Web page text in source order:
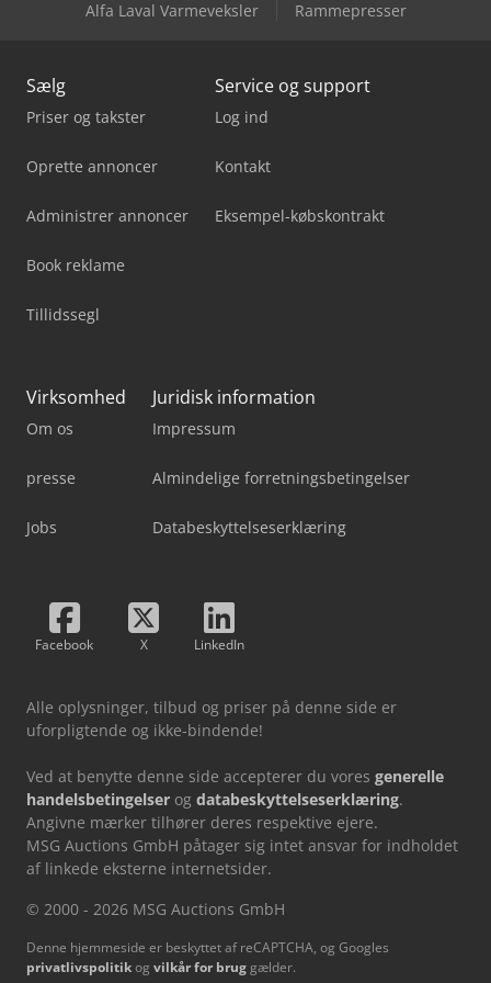
Weyrauch Sw 32 G
Alfa Laval Varmeveksler
Rammepresser
Sælg
Priser og takster
Oprette annoncer
Administrer annoncer
Book reklame
Tillidssegl
Service og support
Log ind
Kontakt
Eksempel-købskontrakt
Virksomhed
Om os
presse
Jobs
Juridisk information
Impressum
Almindelige forretningsbetingelser
Databeskyttelseserklæring
Facebook X LinkedIn
Alle oplysninger, tilbud og priser på denne side er
uforpligtende og ikke-bindende!
Ved at benytte denne side accepterer du vores generelle
handelsbetingelser og databeskyttelseserklæring.
Angivne mærker tilhører deres respektive ejere.
MSG Auctions GmbH påtager sig intet ansvar for indholdet
af linkede eksterne internetsider.
© 2000 - 2026 MSG Auctions GmbH
Denne hjemmeside er beskyttet af reCAPTCHA, og Googles
privatlivspolitikog vilkår for brug gælder.